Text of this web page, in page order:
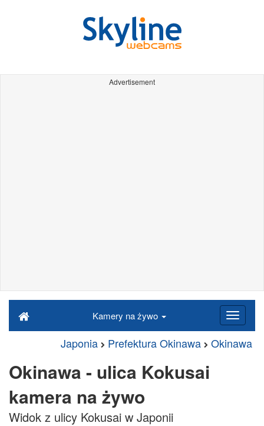
Advertisement
Kamery na żywo
Japonia Prefektura Okinawa Okinawa
Okinawa - ulica Kokusai
kamera na żywo
Widok z ulicy Kokusai w Japonii